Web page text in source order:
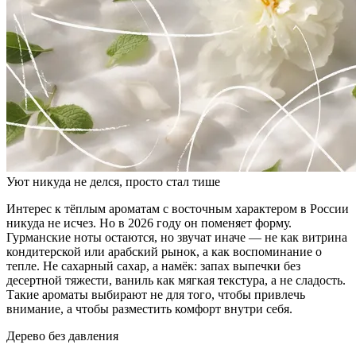
Уют никуда не делся, просто стал тише
Интерес к тёплым ароматам с восточным характером в России
никуда не исчез. Но в 2026 году он поменяет форму.
Гурманские ноты остаются, но звучат иначе — не как витрина
кондитерской или арабский рынок, а как воспоминание о
тепле. Не сахарный сахар, а намёк: запах выпечки без
десертной тяжести, ваниль как мягкая текстура, а не сладость.
Такие ароматы выбирают не для того, чтобы привлечь
внимание, а чтобы разместить комфорт внутри себя.
Дерево без давления